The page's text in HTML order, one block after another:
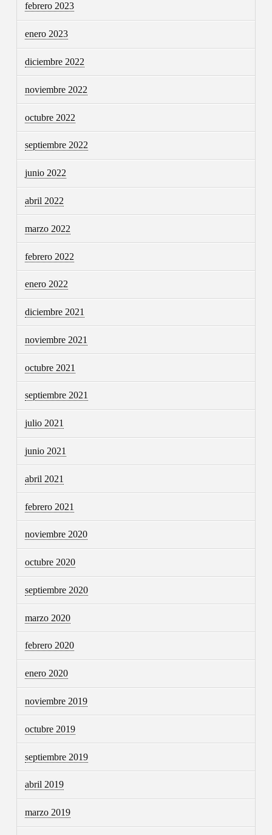
febrero 2023
enero 2023
diciembre 2022
noviembre 2022
octubre 2022
septiembre 2022
junio 2022
abril 2022
marzo 2022
febrero 2022
enero 2022
diciembre 2021
noviembre 2021
octubre 2021
septiembre 2021
julio 2021
junio 2021
abril 2021
febrero 2021
noviembre 2020
octubre 2020
septiembre 2020
marzo 2020
febrero 2020
enero 2020
noviembre 2019
octubre 2019
septiembre 2019
abril 2019
marzo 2019